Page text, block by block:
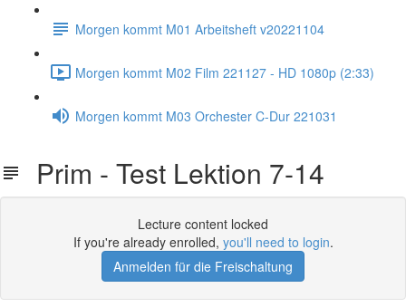
Morgen kommt M01 Arbeitsheft v20221104
Morgen kommt M02 Film 221127 - HD 1080p (2:33)
Morgen kommt M03 Orchester C-Dur 221031
Prim - Test Lektion 7-14
Lecture content locked
If you're already enrolled, you'll need to login.
Anmelden für die Freischaltung